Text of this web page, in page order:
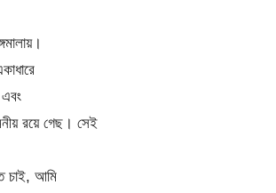
রয়ে গেছ। সেই
চাই, আমি